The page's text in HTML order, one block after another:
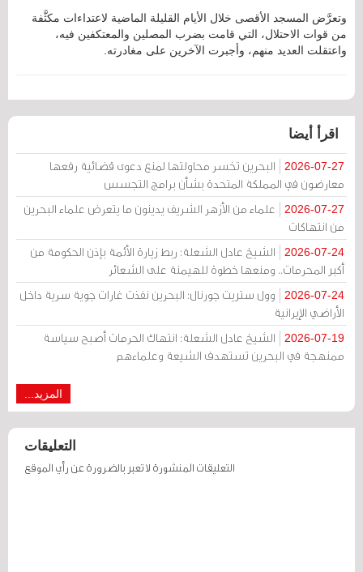
وتعرَّض المسجد الأقصى خلال الأيام القليلة الماضية لاعتداءات مكثَّفة
من قوات الاحتلال، التي قامت بضرب المصلين والمعتكفين فيه،
واعتقلت العديد منهم، وأجبرت الآخرين على مغادرته.
اقرأ أيضا
2026-07-27
البحرين تخسر محاولتها لمنع دعوى قضائية رفعها
معارضون في المملكة المتحدة بشأن برامج التجسس
2026-07-27
علماء من الأزهر الشريف يدينون ما يتعرض علماء البحرين
من انتهاكات
2026-07-24
الشيخ عادل الشعلة: ربط زيارة الأئمة بإذن الحكومة من
أكبر المحرمات.. ومنعها خطوة للهيمنة على الشعائر
2026-07-24
وول ستريت جورنال: البحرين نفذت غارات جوية سرية داخل
الأراضي الإيرانية
2026-07-19
الشيخ عادل الشعلة: انتهاك الحرمات أصبح سياسة
ممنهجة في البحرين تستهدف الشيعة وعلماءهم
المزيد...
التعليقات
التعليقات المنشورة لا تعبر بالضرورة عن رأي الموقع